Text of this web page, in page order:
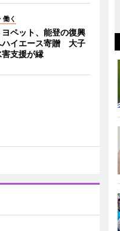
働く
ペット、能登の復興
ハイエース寄贈 大子
害支援が縁